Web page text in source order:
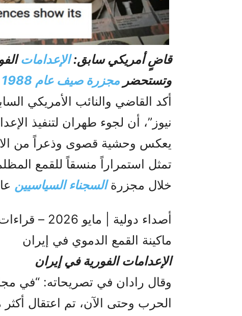
قاضٍ أمريكي سابق:الإعدامات
وتستحضر مجزرة صیف عام 1988
أكد القاضي والنائب الأمريكي
نيوز”، أن لجوء طهران لتنفيذ
يعكس وحشية قصوى وذعراً من
تمثل استمراراً منسقاً للقمع
خلال مجزرةالسجناء السياسيين عام
أصداء دولية
ماكينة القمع الدموي في إيران
الإعدامات الفورية في إيران
وقال رادان في تصريحاته: “في